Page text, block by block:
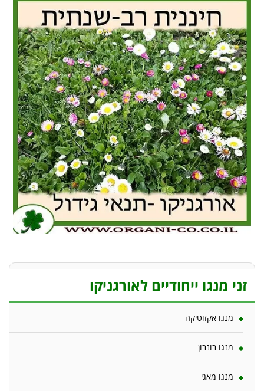
זני מנגו ייחודיים לאורגניקו
מנגו אקזוטיקה
מנגו בונבון
מנגו מאגי